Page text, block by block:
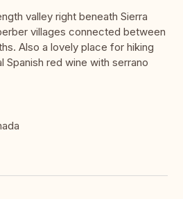
valley right beneath Sierra
villages connected between
Also a lovely place for hiking
Spanish red wine with serrano